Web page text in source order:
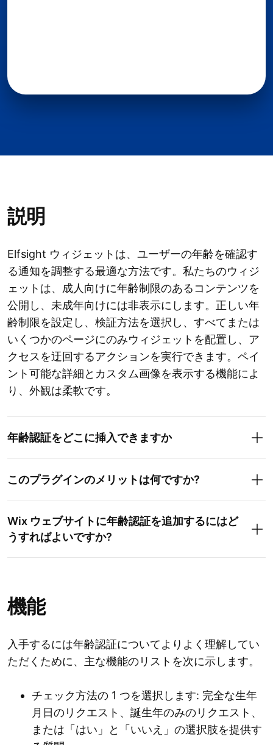
説明
Elfsight ウィジェットは、ユーザーの年齢を確認す
る通知を調整する最適な方法です。私たちのウィジ
ェットは、成人向けに年齢制限のあるコンテンツを
公開し、未成年向けには非表示にします。正しい年
齢制限を設定し、検証方法を選択し、すべてまたは
いくつかのページにのみウィジェットを配置し、ア
クセスを迂回するアクションを実行できます。ペイ
ント可能な詳細とカスタム画像を表示する機能によ
り、外観は柔軟です。
年齢認証をどこに挿入できますか
このプラグインのメリットは何ですか?
Wix ウェブサイトに年齢認証を追加するにはど
うすればよいですか?
機能
入手するには年齢認証についてよりよく理解してい
ただくために、主な機能のリストを次に示します。
チェック方法の 1 つを選択します: 完全な生年
月日のリクエスト、誕生年のみのリクエスト、
または「はい」と「いいえ」の選択肢を提供す